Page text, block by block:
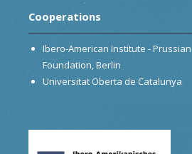
Cooperations
Ibero-American Institute -
Foundation, Berlin
Universitat Oberta de Catalunya